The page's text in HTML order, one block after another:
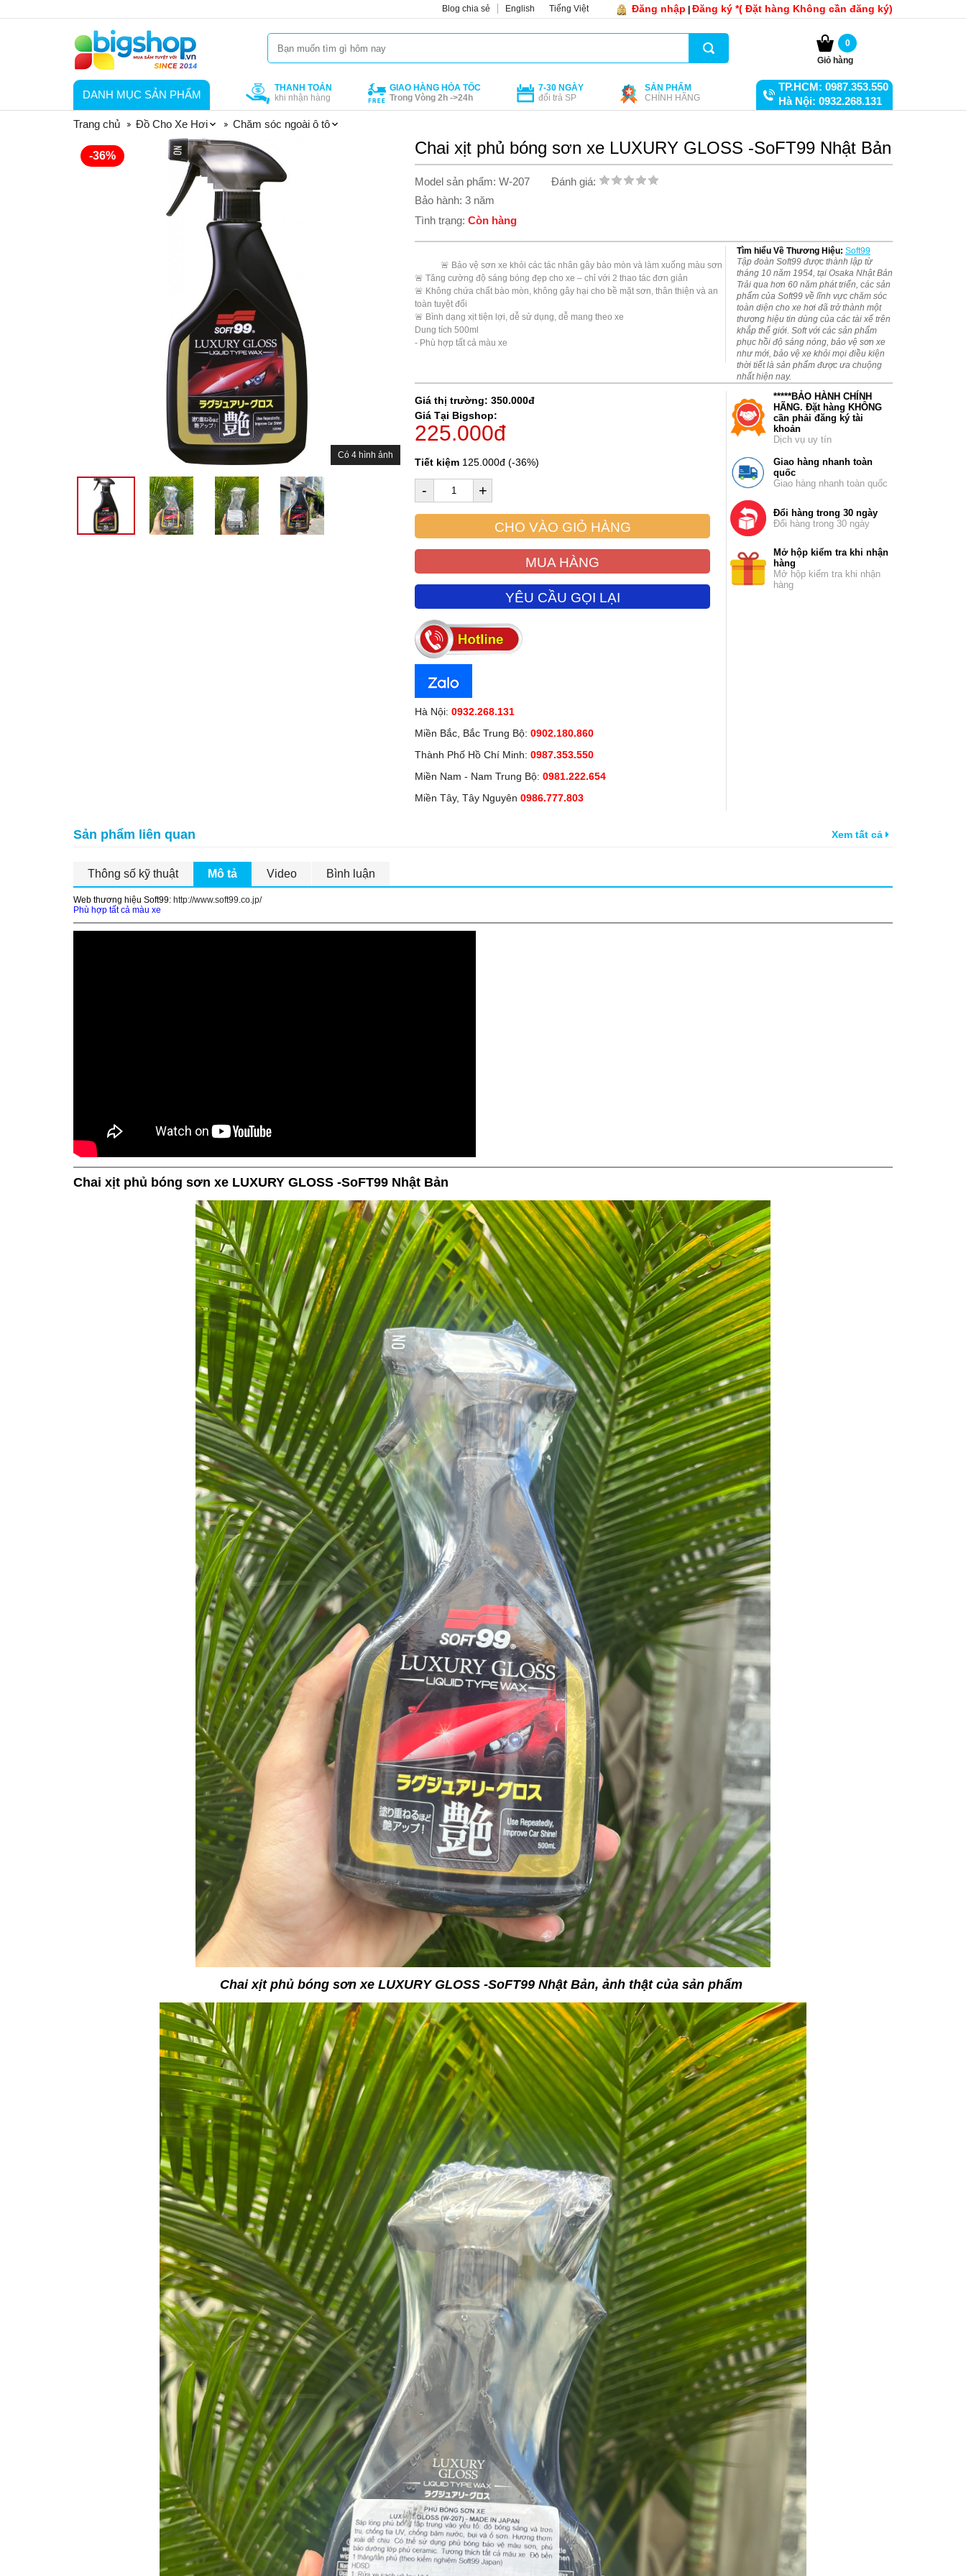
Đăng nhập Đăng ký *( Đặt hàng Không cần đăng ký)
Blog chia sẻ English Tiếng Việt
0
Giỏ hàng
DANH MỤC SẢN PHẨM
THANH TOÁN
khi nhận hàng
GIAO HÀNG HỎA TỐC
Trong Vòng 2h ->24h
7-30 NGÀY
đổi trả SP
SẢN PHẨM
CHÍNH HÃNG
TP.HCM: 0987.353.550
Hà Nội: 0932.268.131
Trang chủ
Đồ Cho Xe Hơi Chăm sóc ngoài ô tô
-36%
Có 4 hình ảnh
Chai xịt phủ bóng sơn xe LUXURY GLOSS -SoFT99 Nhật Bản
Model sản phẩm: W-207
Đánh giá:
Bảo hành: 3 năm
Tình trạng: Còn hàng
🚨 Tăng cường độ sáng bóng đẹp cho xe – chỉ với 2 thao tác đơn giản
🚨 Không chứa chất bào mòn, không gây hại cho bề mặt sơn, thân thiện và an
toàn tuyệt đối
🚨 Bình dạng xịt tiện lợi, dễ sử dụng, dễ mang theo xe
Dung tích 500ml
- Phù hợp tất cả màu xe
Tìm hiểu Về Thương Hiệu: Soft99
Tập đoàn Soft99 được thành lập từ
tháng 10 năm 1954, tại Osaka Nhật Bản
Trải qua hơn 60 năm phát triển, các sản
phẩm của Soft99 về lĩnh vực chăm sóc
toàn diện cho xe hơi đã trở thành một
thương hiệu tin dùng của các tài xế trên
khắp thế giới. Soft với các sản phẩm
phục hồi độ sáng nóng, bảo vệ sơn xe
như mới, bảo vệ xe khỏi mọi điều kiện
thời tiết là sản phẩm được ưa chuộng
nhất hiện nay.
Giá thị trường: 350.000đ
Giá Tại Bigshop:
225.000đ
Tiết kiệm 125.000đ (-36%)
- +
CHO VÀO GIỎ HÀNG
MUA HÀNG
YÊU CẦU GỌI LẠI
Hà Nội: 0932.268.131
Miền Bắc, Bắc Trung Bộ: 0902.180.860
Thành Phố Hồ Chí Minh: 0987.353.550
Miền Nam - Nam Trung Bộ: 0981.222.654
Miền Tây, Tây Nguyên 0986.777.803
*****BẢO HÀNH CHÍNH
HÃNG. Đặt hàng KHÔNG
cần phải đăng ký tài
khoản
Dịch vụ uy tín
Giao hàng nhanh toàn
quốc
Giao hàng nhanh toàn quốc
Đổi hàng trong 30 ngày
Đổi hàng trong 30 ngày
Mở hộp kiểm tra khi nhận
hàng
Mở hộp kiểm tra khi nhận
hàng
Sản phẩm liên quan Xem tất cả
Thông số kỹ thuật Mô tả Video Bình luận
Web thương hiệu Soft99: http://www.soft99.co.jp/
Phù hợp tất cả màu xe
Chai xịt phủ bóng sơn xe LUXURY GLOSS -SoFT99 Nhật Bản
Chai xịt phủ bóng sơn xe LUXURY GLOSS -SoFT99 Nhật Bản, ảnh thật của sản phẩm